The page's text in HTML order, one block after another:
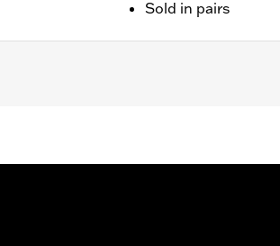
Sold in pairs